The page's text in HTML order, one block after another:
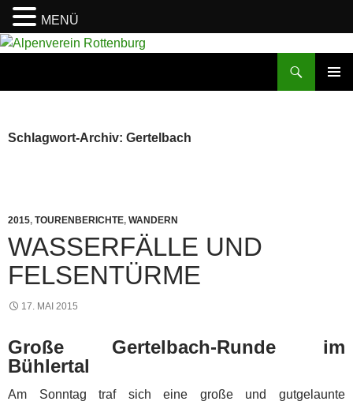
Zum
Schlagwort-Archiv: Gertelbach
2015, TOURENBERICHTE, WANDERN
WASSERFÄLLE UND
FELSENTÜRME
17. MAI 2015
Große Gertelbach-Runde im
Bühlertal
Am Sonntag traf sich eine große und gutgelaunte
MENÜ